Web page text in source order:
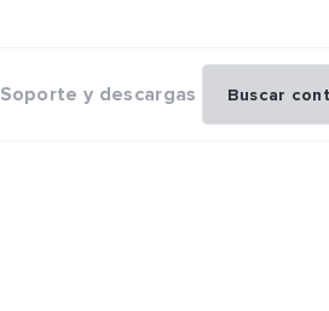
Soporte y descargas